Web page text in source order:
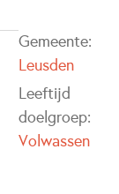
Gemeente:
Leusden
Leeftijd
doelgroep:
Volwassen